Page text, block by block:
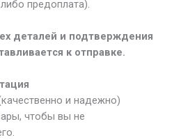
предоплата).
деталей и подтверждения
к отправке.
и надежно)
чтобы вы не